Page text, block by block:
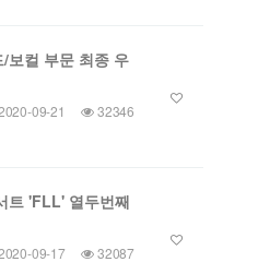
보컬 부문 최종 우
09-21 32346
트 'FLL' 열두번째
09-17 32087